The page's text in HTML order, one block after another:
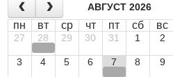
АВГУСТ 2026
пн вт ср чт пт сб вс
27 28 29 30 31 1 2
3 4 5 6 7 8 9